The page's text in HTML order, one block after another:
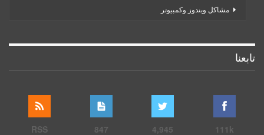
مشاكل ويندوز وكمبيوتر
تابعنا
111k
4,945
847
RSS